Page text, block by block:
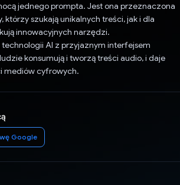
jednego prompta. Jest ona przeznaczona
którzy szukają unikalnych treści, jak i dla
innowacyjnych narzędzi.
technologii AI z przyjaznym interfejsem
konsumują i tworzą treści audio, i daje
mediów cyfrowych.
Google